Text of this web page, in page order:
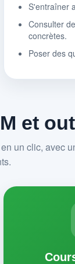
S'entraîner
Consulter
concrètes.
Poser des
et
un clic, avec